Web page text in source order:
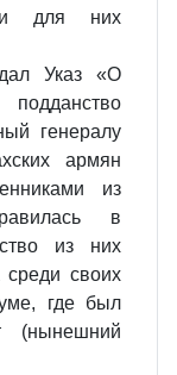
для них
Указ «О
генералу
армян
из
в
из них
среди своих
где был
(нынешний